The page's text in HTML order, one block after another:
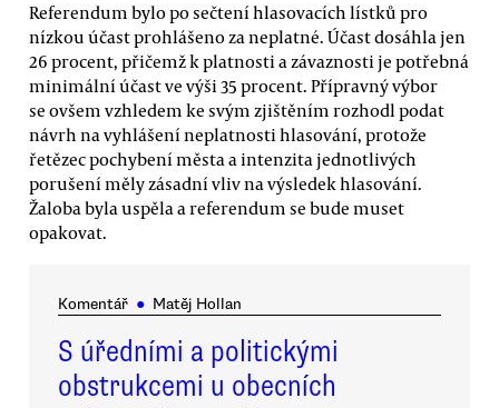
Referendum bylo po sečtení hlasovacích lístků pro
nízkou účast prohlášeno za neplatné. Účast dosáhla jen
26 procent, přičemž k platnosti a závaznosti je potřebná
minimální účast ve výši 35 procent. Přípravný výbor
se ovšem vzhledem ke svým zjištěním rozhodl podat
návrh na vyhlášení neplatnosti hlasování, protože
řetězec pochybení města a intenzita jednotlivých
porušení měly zásadní vliv na výsledek hlasování.
Žaloba byla uspěla a referendum se bude muset
opakovat.
Komentář ● Matěj Hollan
S úředními a politickými
obstrukcemi u obecních